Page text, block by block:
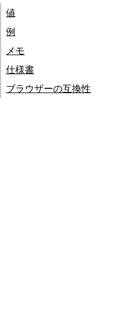
値
例
メモ
仕様書
ブラウザーの互換性